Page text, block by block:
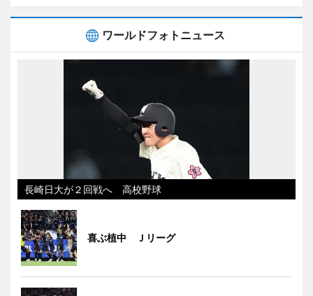
ワールドフォトニュース
長崎日大が２回戦へ 高校野球
喜ぶ植中 Ｊリーグ